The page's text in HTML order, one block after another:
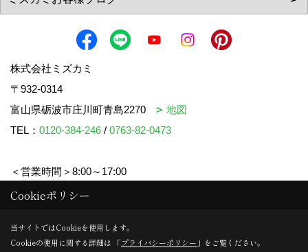
株式会社ミズカミ
〒932-0314
富山県砺波市庄川町青島2270
地図
TEL： 0120-384-246 / 0763-82-0473
＜営業時間＞8:00～17:00
＜定休日＞水曜日・祝日
Copyright (c) mizukami. All Rights Reserved.
Cookieポリシー
当サイトではCookieを使用します。
Cookieの使用に関する詳細は 「プライバシーポリシー 」をご覧ください。